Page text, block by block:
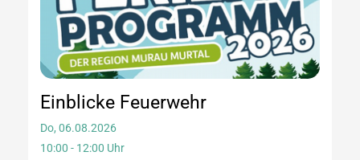
Einblicke Feuerwehr
Do, 06.08.2026
10:00 - 12:00 Uhr